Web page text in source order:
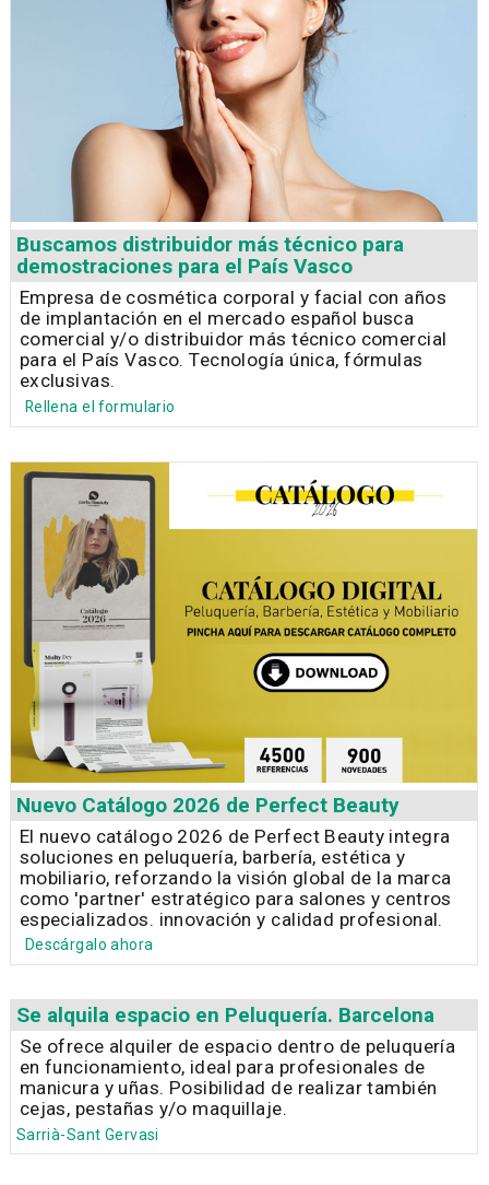
Buscamos distribuidor más técnico para
demostraciones para el País Vasco
Empresa de cosmética corporal y facial con años
de implantación en el mercado español busca
comercial y/o distribuidor más técnico comercial
para el País Vasco. Tecnología única, fórmulas
exclusivas.
Rellena el formulario
Nuevo Catálogo 2026 de Perfect Beauty
El nuevo catálogo 2026 de Perfect Beauty integra
soluciones en peluquería, barbería, estética y
mobiliario, reforzando la visión global de la marca
como 'partner' estratégico para salones y centros
especializados. innovación y calidad profesional.
Descárgalo ahora
Se alquila espacio en Peluquería. Barcelona
Se ofrece alquiler de espacio dentro de peluquería
en funcionamiento, ideal para profesionales de
manicura y uñas. Posibilidad de realizar también
cejas, pestañas y/o maquillaje.
Sarrià-Sant Gervasi